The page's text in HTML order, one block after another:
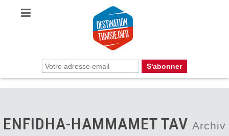
ENFIDHA-HAMMAMET TAV Archiv